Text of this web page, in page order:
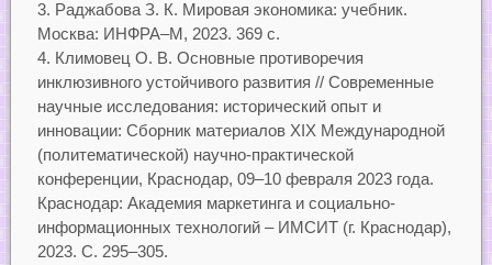
Раджабова З. К. Мировая экономика: учебник.
Москва: ИНФРА–М, 2023. 369 с.
Климовец О. В. Основные противоречия
инклюзивного устойчивого развития // Современные
научные исследования: исторический опыт и
инновации: Сборник материалов XIХ Международной
(политематической) научно-практической
конференции, Краснодар, 09–10 февраля 2023 года.
Краснодар: Академия маркетинга и социально-
информационных технологий – ИМСИТ (г. Краснодар),
2023. С. 295–305.